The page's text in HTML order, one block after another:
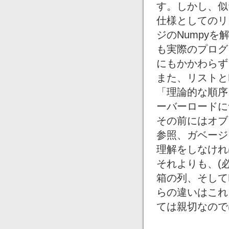
す。しかし、
仕様としての
ジのNumpyを
も実際のプロ
にもかかわら
また、リスト
「理論的な順
ーバーロード
その前にはオ
参照、ガベー
理解をしなけ
それよりも、(
箱の列、そし
らの違いはこ
ては親切なの